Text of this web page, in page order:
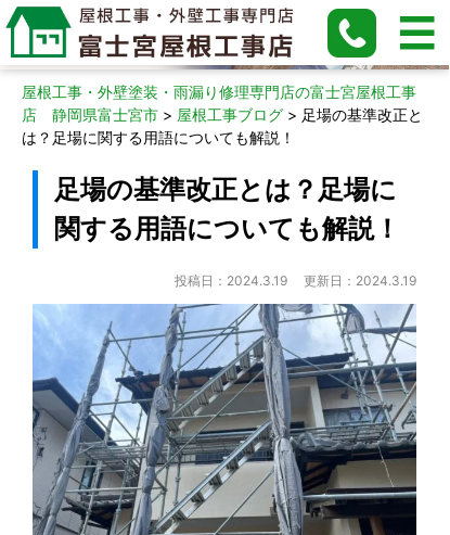
屋根工事ブログ
屋根工事・外壁塗装・雨漏り修理専門店の富士宮屋根工事
店 静岡県富士宮市 > 屋根工事ブログ > 足場の基準改正と
は？足場に関する用語についても解説！
足場の基準改正とは？足場に
関する用語についても解説！
投稿日：2024.3.19 更新日：2024.3.19